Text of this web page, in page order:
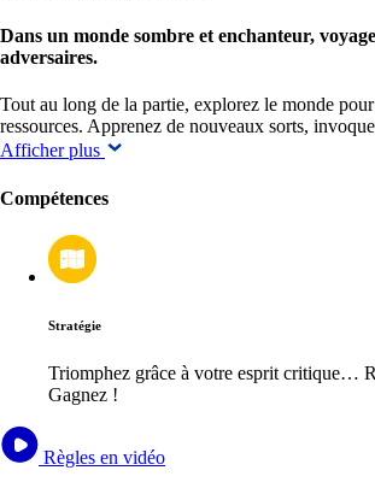
Dans un monde sombre et enchanteur,
adversaires.
Tout au long de la partie, explorez le monde
ressources. Apprenez de nouveaux sorts,
Afficher plus
Compétences
Stratégie
Triomphez grâce à votre esprit critique…
Gagnez !
Règles en vidéo